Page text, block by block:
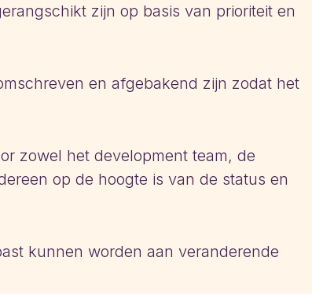
zijn op basis van prioriteit en
en afgebakend zijn zodat het
zowel het development team, de
op de hoogte is van de status en
kunnen worden aan veranderende